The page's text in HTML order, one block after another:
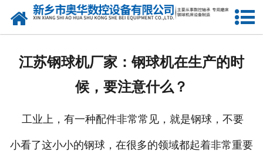
网站首页
江苏钢球机厂家：钢球机在生产的时
候，要注意什么？
工业上，有一种配件非常常见，就是钢球，不要
小看了这小小的钢球，在很多的领域都起着非常重要